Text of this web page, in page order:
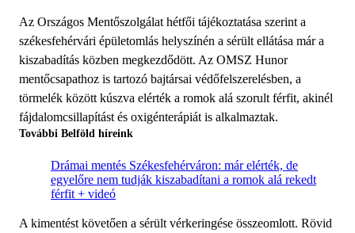
Az Országos Mentőszolgálat hétfői tájékoztatása szerint a
székesfehérvári épületomlás helyszínén a sérült ellátása már a
kiszabadítás közben megkezdődött. Az OMSZ Hunor
mentőcsapathoz is tartozó bajtársai védőfelszerelésben, a
törmelék között kúszva elérték a romok alá szorult férfit, akinél
fájdalomcsillapítást és oxigénterápiát is alkalmaztak.
További Belföld híreink
Drámai mentés Székesfehérváron: már elérték, de
egyelőre nem tudják kiszabadítani a romok alá rekedt
férfit + videó
A kimentést követően a sérült vérkeringése összeomlott. Rövid